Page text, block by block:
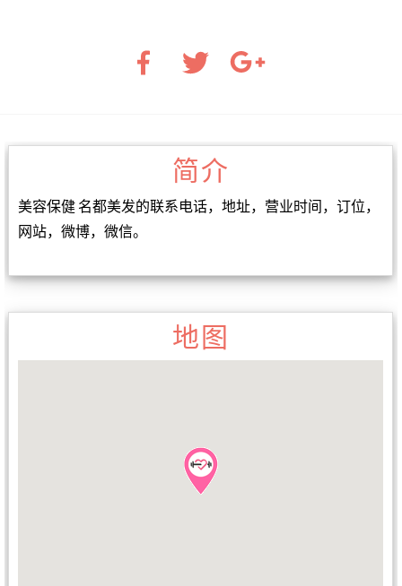
简介
美容保健 名都美发的联系电话，地址，营业时间，订位，
网站，微博，微信。
地图